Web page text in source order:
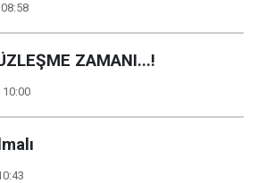
ZAMANI...!
10:00